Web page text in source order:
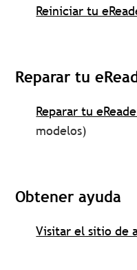
Reiniciar tu
Reparar tu
Reparar tu
modelos)
Obtener ayuda
Visitar el sitio de